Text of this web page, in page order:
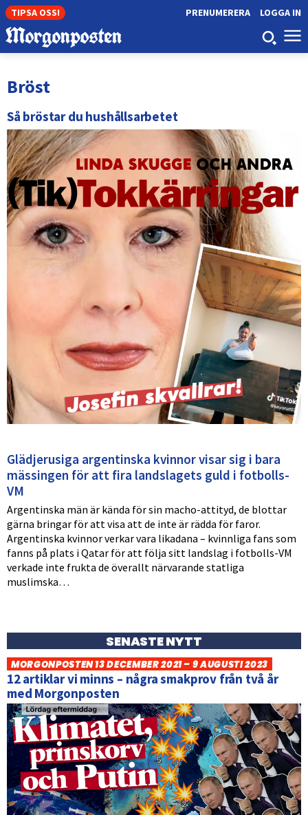
TIPSA OSS! LOGGA IN
PRENUMERERA
Bröst
Så bröstar du hushållsarbetet
Glädjerusiga argentinska kvinnor visar sig i bara
mässingen för att fira landslagets guld i fotbolls-
VM
Argentinska män är kända för sin macho-attityd, de blottar
gärna bringar för att visa att de inte är rädda för faror.
Argentinska kvinnor verkar vara likadana – kvinnliga fans som
fanns på plats i Qatar för att följa sitt landslag i fotbolls-VM
verkade inte frukta de överallt närvarande statliga
muslimska…
SENASTE NYTT
MORGONPOSTEN 13 DECEMBER 2021 – 9 AUGUSTI 2023
12 artiklar vi minns – några smakprov från två år
med Morgonposten